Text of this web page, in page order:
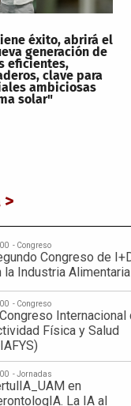
éxito, abrirá el
generación de
eficientes,
clave para
ambiciosas
solar"